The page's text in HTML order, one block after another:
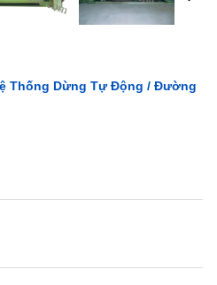
Thống Dừng Tự Động / Đường